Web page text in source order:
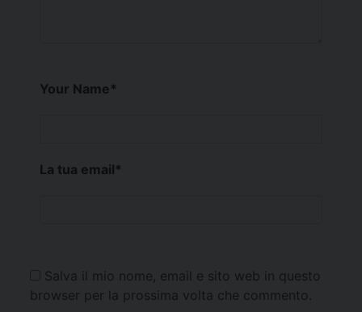
Your Name*
La tua email*
Salva il mio nome, email e sito web in questo
browser per la prossima volta che commento.